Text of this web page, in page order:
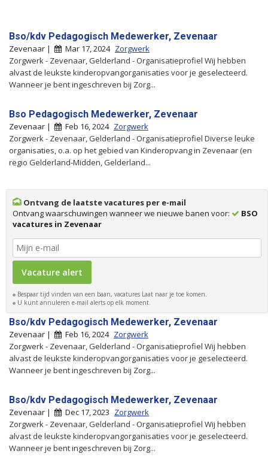
Bso/kdv Pedagogisch Medewerker, Zevenaar
Zevenaar | Mar 17, 2024 Zorgwerk
Zorgwerk - Zevenaar, Gelderland - Organisatieprofiel Wij hebben
alvast de leukste kinderopvangorganisaties voor je geselecteerd.
Wanneer je bent ingeschreven bij Zorg...
Bso Pedagogisch Medewerker, Zevenaar
Zevenaar | Feb 16, 2024 Zorgwerk
Zorgwerk - Zevenaar, Gelderland - Organisatieprofiel Diverse leuke
organisaties, o.a. op het gebied van Kinderopvang in Zevenaar (en
regio Gelderland-Midden, Gelderland...
Ontvang de laatste vacatures per e-mail
Ontvang waarschuwingen wanneer we nieuwe banen voor:
BSO
vacatures in Zevenaar
Bespaar tijd vinden van een baan, vacatures Laat naar je toe komen.
U kunt annuleren e-mail alerts op elk moment.
Bso/kdv Pedagogisch Medewerker, Zevenaar
Zevenaar | Feb 16, 2024 Zorgwerk
Zorgwerk - Zevenaar, Gelderland - Organisatieprofiel Wij hebben
alvast de leukste kinderopvangorganisaties voor je geselecteerd.
Wanneer je bent ingeschreven bij Zorg...
Bso/kdv Pedagogisch Medewerker, Zevenaar
Zevenaar | Dec 17, 2023 Zorgwerk
Zorgwerk - Zevenaar, Gelderland - Organisatieprofiel Wij hebben
alvast de leukste kinderopvangorganisaties voor je geselecteerd.
Wanneer je bent ingeschreven bij Zorg...